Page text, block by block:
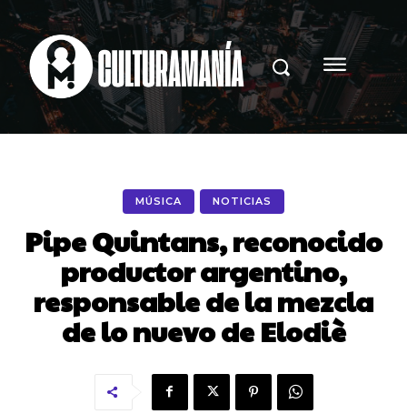
MÚSICA NOTICIAS
Pipe Quintans, reconocido
productor argentino,
responsable de la mezcla
de lo nuevo de Elodiè